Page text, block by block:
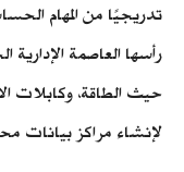
تدريجيًا من المهام
رأسها العاصمة
حيث الطاقة، وكابلات
لإنشاء مراكز بيانات